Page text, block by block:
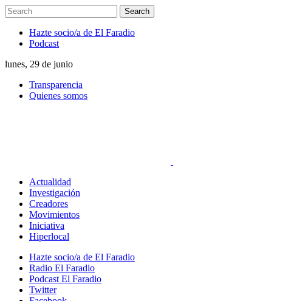
Hazte socio/a de El Faradio
Podcast
lunes, 29 de junio
Transparencia
Quienes somos
Actualidad
Investigación
Creadores
Movimientos
Iniciativa
Hiperlocal
Hazte socio/a de El Faradio
Radio El Faradio
Podcast El Faradio
Twitter